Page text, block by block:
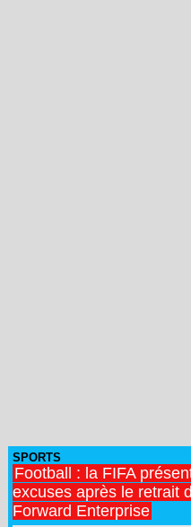
SPORTS
Football : la FIFA
excuses après le retrait
Forward Enterprise